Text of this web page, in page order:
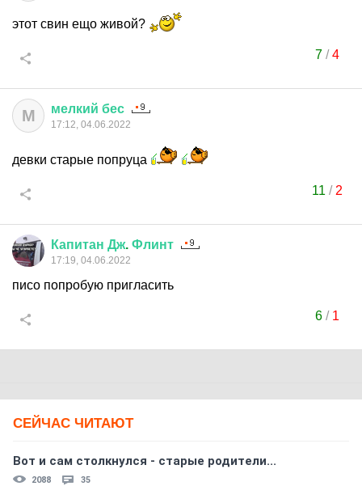
этот свин ещо живой?
7/4
М мелкий бес
17:12, 04.06.2022
девки старые попруца
11 / 2
Капитан Дж. Флинт
17:19, 04.06.2022
писо попробую пригласить
6/ 1
СЕЙЧАС ЧИТАЮТ
Вот и сам столкнулся - старые родители...
2088 35